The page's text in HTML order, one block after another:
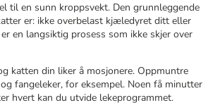
til en sunn kroppsvekt. Den grunnleggende
er: ikke overbelast kjæledyret ditt eller
en langsiktig prosess som ikke skjer over
katten din liker å mosjonere. Oppmuntre
fangeleker, for eksempel. Noen få minutter
hvert kan du utvide lekeprogrammet.